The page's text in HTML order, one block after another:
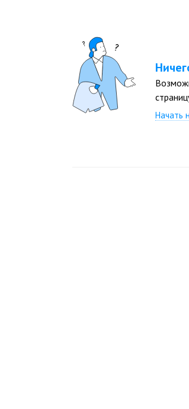
Начать